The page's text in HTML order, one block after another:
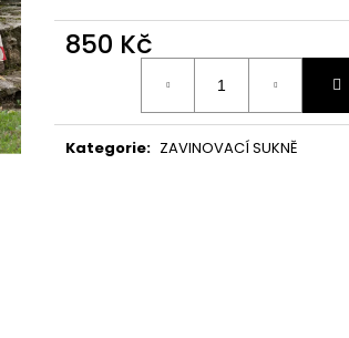
850 Kč
Kategorie: ZAVINOVACÍ SUKNĚ